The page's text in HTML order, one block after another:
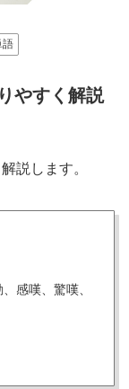
語
やすく解説
説します。
感嘆、驚嘆、